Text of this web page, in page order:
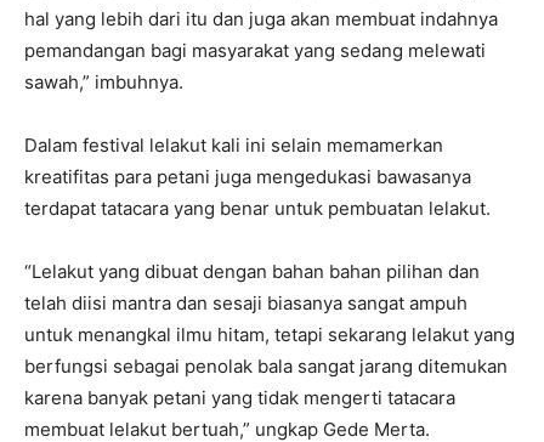
hal yang lebih dari itu dan juga akan membuat indahnya
pemandangan bagi masyarakat yang sedang melewati
sawah,” imbuhnya.
Dalam festival lelakut kali ini selain memamerkan
kreatifitas para petani juga mengedukasi bawasanya
terdapat tatacara yang benar untuk pembuatan lelakut.
“Lelakut yang dibuat dengan bahan bahan pilihan dan
telah diisi mantra dan sesaji biasanya sangat ampuh
untuk menangkal ilmu hitam, tetapi sekarang lelakut yang
berfungsi sebagai penolak bala sangat jarang ditemukan
karena banyak petani yang tidak mengerti tatacara
membuat lelakut bertuah,” ungkap Gede Merta.